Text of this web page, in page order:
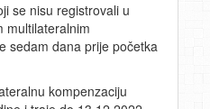
se nisu registrovali u
multilateralnim
sedam dana prije početka
kompenzaciju